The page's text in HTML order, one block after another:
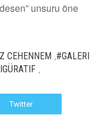
unsuru öne
CEHENNEM #GALERI
Twitter